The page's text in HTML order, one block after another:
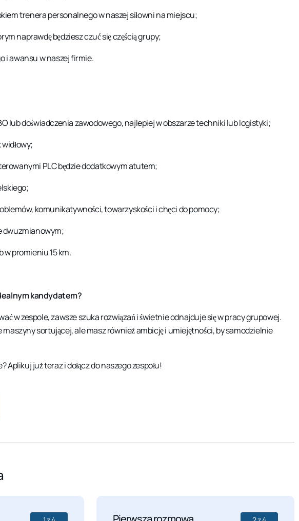
trenera personalnego w naszej siłowni na miejscu;
naprawdę będziesz czuć się częścią grupy;
i awansu w naszej firmie.
lub doświadczenia zawodowego, najlepiej w obszarze techniki lub logistyki;
PLC będzie dodatkowym atutem;
komunikatywności, towarzyskości i chęci do pomocy;
dwuzmianowym;
w promieniu 15 km.
kandydatem?
w zespole, zawsze szuka rozwiązań i świetnie odnajduje się w pracy grupowej.
maszyny sortującej, ale masz również ambicję i umiejętności, by samodzielnie
Aplikuj już teraz i dołącz do naszego zespołu!